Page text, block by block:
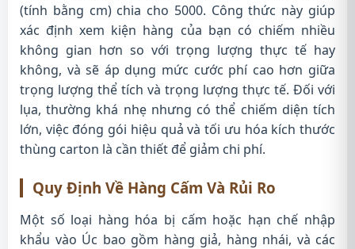
(tính bằng cm) chia cho 5000. Công thức này giúp
xác định xem kiện hàng của bạn có chiếm nhiều
không gian hơn so với trọng lượng thực tế hay
không, và sẽ áp dụng mức cước phí cao hơn giữa
trọng lượng thể tích và trọng lượng thực tế. Đối với
lụa, thường khá nhẹ nhưng có thể chiếm diện tích
lớn, việc đóng gói hiệu quả và tối ưu hóa kích thước
thùng carton là cần thiết để giảm chi phí.
Quy Định Về Hàng Cấm Và Rủi Ro
Một số loại hàng hóa bị cấm hoặc hạn chế nhập
khẩu vào Úc bao gồm hàng giả, hàng nhái, và các